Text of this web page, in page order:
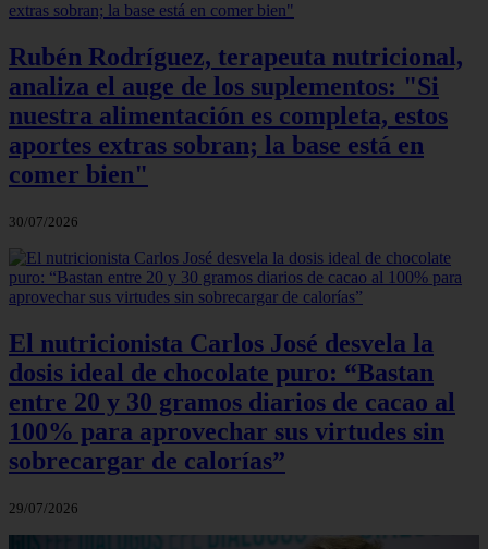
Rubén Rodríguez, terapeuta nutricional,
analiza el auge de los suplementos: "Si
nuestra alimentación es completa, estos
aportes extras sobran; la base está en
comer bien"
30/07/2026
El nutricionista Carlos José desvela la
dosis ideal de chocolate puro: “Bastan
entre 20 y 30 gramos diarios de cacao al
100% para aprovechar sus virtudes sin
sobrecargar de calorías”
29/07/2026